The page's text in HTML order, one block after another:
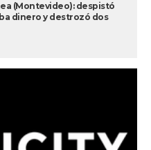
(Montevideo): despistó
dinero y destrozó dos